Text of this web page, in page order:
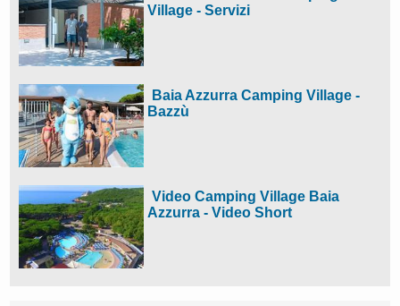
Village - Servizi
Baia Azzurra Camping Village -
Bazzù
Video Camping Village Baia
Azzurra - Video Short